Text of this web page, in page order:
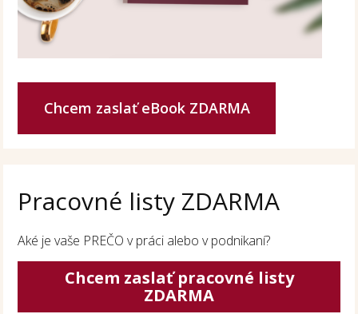
Chcem zaslať eBook ZDARMA
Pracovné listy ZDARMA
Aké je vaše PREČO v práci alebo v podnikaní?
Chcem zaslať pracovné listy
ZDARMA